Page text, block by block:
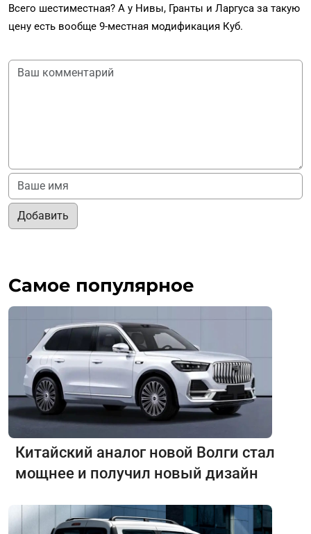
Всего шестиместная? А у Нивы, Гранты и Ларгуса за такую
цену есть вообще 9-местная модификация Куб.
Добавить
Самое популярное
Китайский аналог новой Волги стал
мощнее и получил новый дизайн